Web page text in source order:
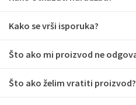
Kako se vrši isporuka?
Što ako mi proizvod ne
Što ako želim vratiti proizvod?